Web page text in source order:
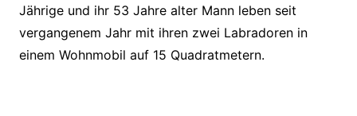
Jährige und ihr 53 Jahre alter Mann leben seit
vergangenem Jahr mit ihren zwei Labradoren in
einem Wohnmobil auf 15 Quadratmetern.